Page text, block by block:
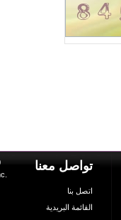
تواصل معنا
اتصل بنا
القائمة البريدية